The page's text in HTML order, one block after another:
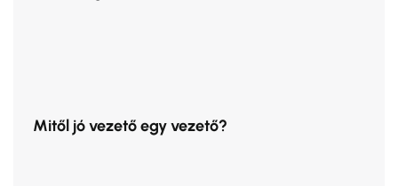
Mitől jó vezető egy vezető?